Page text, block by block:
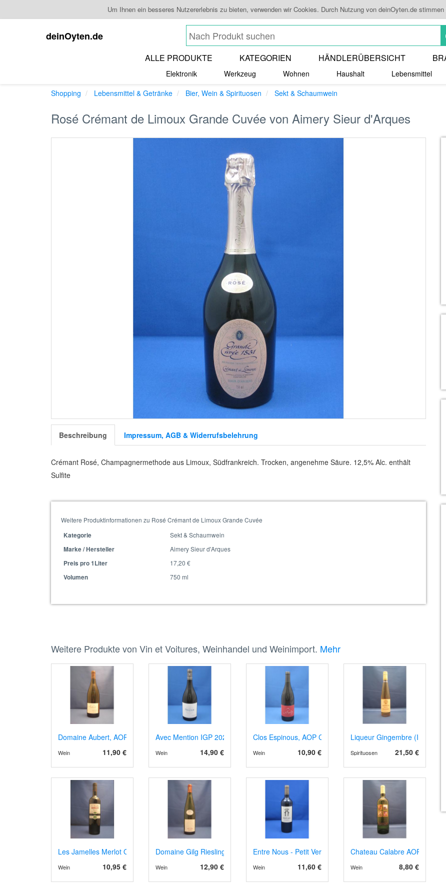
Um Ihnen ein besseres Nutzererlebnis zu bieten, verwenden wir Cookies. Durch Nutzung von deinOyten.de
deinOyten.de
ALLE PRODUKTE KATEGORIEN HÄNDLERÜBERSICHT
Elektronik Werkzeug Wohnen Haushalt Lebensmittel
Shopping
Lebensmittel & Getränke Bier, Wein & Spirituosen Sekt & Schaumwein
Rosé Crémant de Limoux Grande Cuvée von Aimery Sieur d'Arques
Beschreibung Impressum, AGB & Widerrufsbelehrung
Crémant Rosé, Champagnermethode aus Limoux, Südfrankreich. Trocken, angenehme Säure. 12,5% Alc. enthält
Sulfite
Weitere Produktinformationen zu Rosé Crémant de Limoux Grande Cuvée
Kategorie
Sekt & Schaumwein
Marke / Hersteller
Aimery Sieur d'Arques
Preis pro 1Liter
17,20 €
Volumen
750 ml
Weitere Produkte von Vin et Voitures, Weinhandel und Weinimport. Mehr
Domaine Aubert, AOP Vouvray blanc sec. 2024
11,90 €
Wein
Avec Mention IGP 2024
14,90 €
Wein
Clos Espinous, AOP Corbières 2023
10,90 €
Wein
Liqueur Gingembre (Ingwer)
21,50 €
Spirituosen
Les Jamelles Merlot Organic
10,95 €
Wein
Domaine Gilg Riesling Marnes et Calcaire 2023
12,90 €
Wein
Entre Nous - Petit Verdot
11,60 €
Wein
Chateau Calabre AOP
8,80 €
Wein